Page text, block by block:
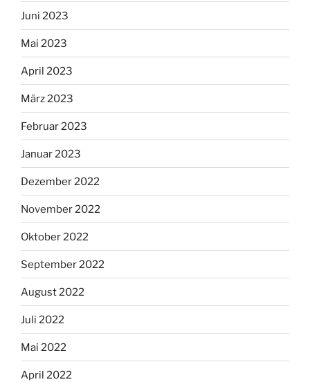
Juni 2023
Mai 2023
April 2023
März 2023
Februar 2023
Januar 2023
Dezember 2022
November 2022
Oktober 2022
September 2022
August 2022
Juli 2022
Mai 2022
April 2022